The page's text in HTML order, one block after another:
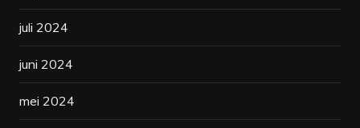
juli 2024
juni 2024
mei 2024